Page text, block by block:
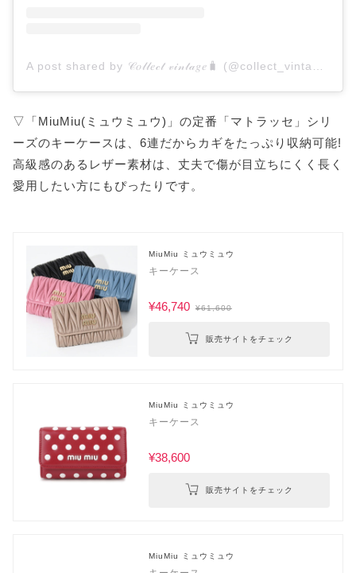
▽「MiuMiu(ミュウミュウ)」の定番「マトラッセ」シリ
ーズのキーケースは、6連だからカギをたっぷり収納可能!
高級感のあるレザー素材は、丈夫で傷が目立ちにくく長く
愛用したい方にもぴったりです。
MiuMiu ミュウミュウ
キーケース
¥46,740 ¥61,600
販売サイトをチェック
MiuMiu ミュウミュウ
キーケース
¥38,600
販売サイトをチェック
MiuMiu ミュウミュウ